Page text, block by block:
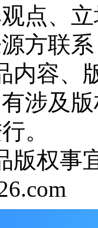
点、
方联
内容、
涉及
。
版权事